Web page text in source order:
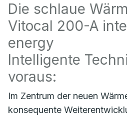
Die schlaue
Vitocal 200-A
energy
Intelligente
voraus:
Im Zentrum der neuen
konsequente